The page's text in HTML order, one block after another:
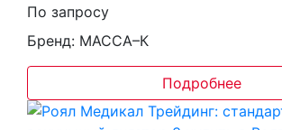
По запросу
Бренд: МАССА–К
Подробнее